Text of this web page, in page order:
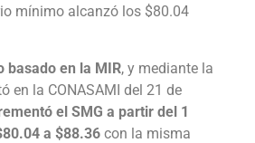
mínimo alcanzó los $80.04
basado en la MIR, y mediante la
en la CONASAMI del 21 de
el SMG a partir del 1
a $88.36 con la misma